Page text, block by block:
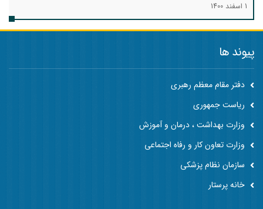
1 اسفند 1400
پیوند ها
دفتر مقام معظم رهبری
ریاست جمهوری
وزارت بهداشت ، درمان و آموزش
وزارت تعاون کار و رفاه اجتماعی
سازمان نظام پزشکی
خانه پرستار